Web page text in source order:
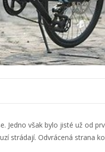
Jedno však bylo jisté už od
strádají. Odvrácená strana